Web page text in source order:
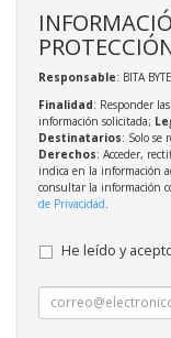
Responsable: BITA
Finalidad: Responder
información solicitada;
Destinatarios: Solo se
Derechos: Acceder,
indica en la información
consultar la información
de Privacidad
He leído y